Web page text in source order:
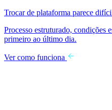
Trocar de plataforma parece
Processo estruturado, condições
primeiro ao último dia.
Ver como funciona